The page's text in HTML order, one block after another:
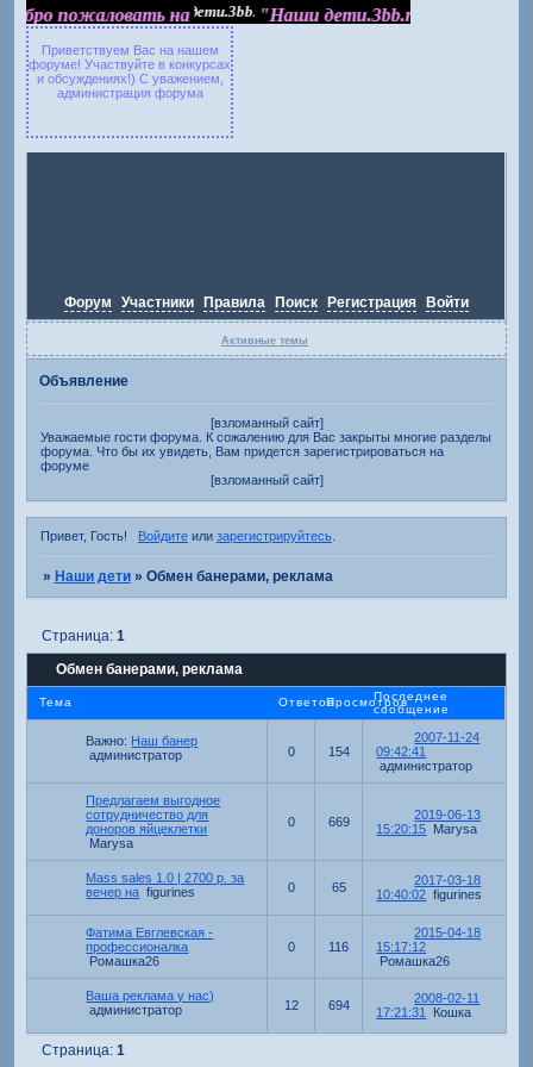
Добро пожаловать на
пожаловать на "Наши дети.3bb.ru""Наши дети.3bb.ru"
Приветствуем Вас на нашем
форуме! Участвуйте в конкурсах
и обсуждениях!) С уважением,
администрация форума
Форум Участники Правила Поиск Регистрация Войти
Активные темы
Объявление
[взломанный сайт]
Уважаемые гости форума. К сожалению для Вас закрыты многие разделы
форума. Что бы их увидеть, Вам придется зарегистрироваться на
форуме
[взломанный сайт]
Привет, Гость! Войдитеили зарегистрируйтесь.
» Наши дети » Обмен банерами, реклама
Обмен банерами, реклама
Страница: 1
Тема ОтветовПросмотровПоследнее
сообщение
Важно: Наш банер
администратор
0 154
2007-11-24
09:42:41
администратор
Предлагаем выгодное
сотрудничество для
доноров яйцеклетки
Marysa
0 669
2019-06-13
15:20:15 Marysa
Mass sales 1.0 | 2700 р. за
вечер на figurines 0 65
2017-03-18
10:40:02 figurines
Фатима Евглевская -
профессионалка
Ромашка26
0 116
2015-04-18
15:17:12
Ромашка26
Ваша реклама у нас)
администратор
12 694
2008-02-11
17:21:31
Кошка
Страница: 1